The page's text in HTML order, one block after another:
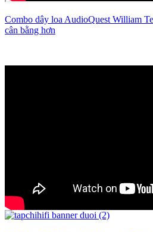
Combo dây loa AudioQuest William
cân bằng hơn